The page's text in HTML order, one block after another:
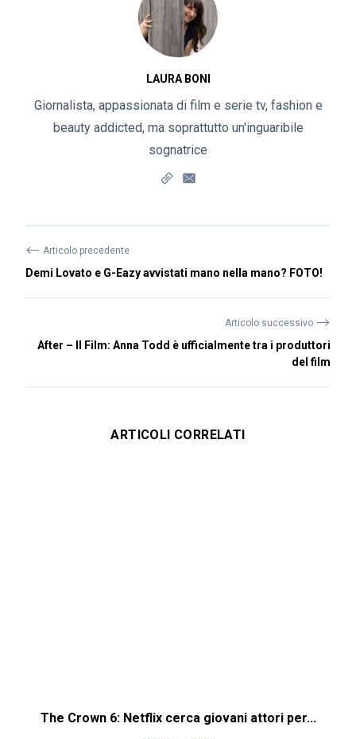
LAURA BONI
Giornalista, appassionata di film e serie tv, fashion e
beauty addicted, ma soprattutto un'inguaribile
sognatrice
⟵ Articolo precedente
Demi Lovato e G-Eazy avvistati mano nella mano? FOTO!
Articolo successivo ⟶
After – Il Film: Anna Todd è ufficialmente tra i produttori
del film
ARTICOLI CORRELATI
The Crown 6: Netflix cerca giovani attori per...